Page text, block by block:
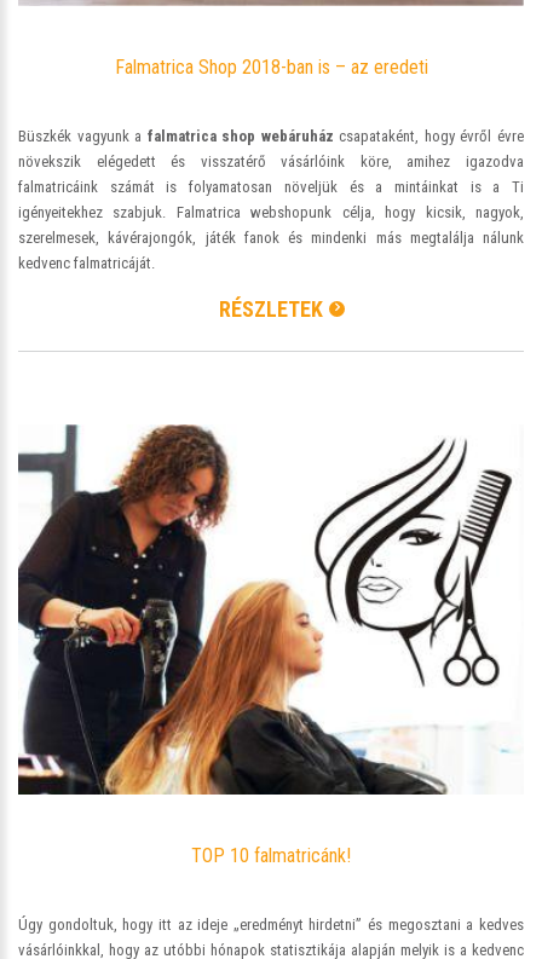
Falmatrica Shop 2018-ban is – az eredeti
Büszkék vagyunk a falmatrica shop webáruház csapataként, hogy évről évre
növekszik elégedett és visszatérő vásárlóink köre, amihez igazodva
falmatricáink számát is folyamatosan növeljük és a mintáinkat is a Ti
igényeitekhez szabjuk. Falmatrica webshopunk célja, hogy kicsik, nagyok,
szerelmesek, kávérajongók, játék fanok és mindenki más megtalálja nálunk
kedvenc falmatricáját.
RÉSZLETEK
TOP 10 falmatricánk!
Úgy gondoltuk, hogy itt az ideje „eredményt hirdetni” és megosztani a kedves
vásárlóinkkal, hogy az utóbbi hónapok statisztikája alapján melyik is a kedvenc